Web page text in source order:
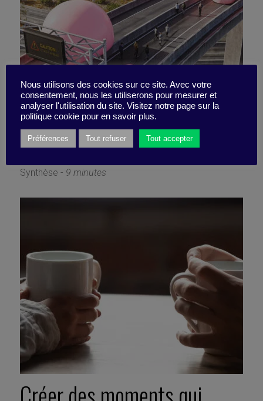
Persuasion (en douceur) vs
polarisation
Synthèse - 9 minutes
Nous utilisons des cookies sur ce site. Avec votre
consentement, nous les utiliserons pour mesurer et
analyser l'utilisation du site. Visitez notre page sur la
politique cookie pour en savoir plus.
Préférences Tout refuser Tout accepter